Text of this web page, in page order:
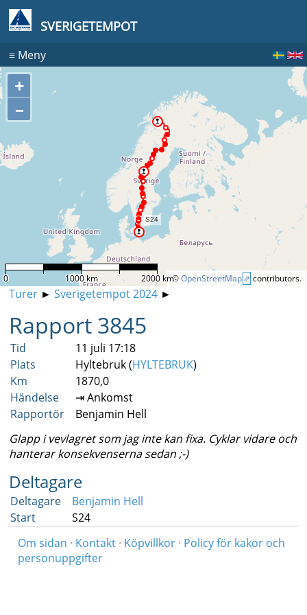
SVERIGETEMPOT
≡Meny
+
–
©OpenStreetMap contributors.
0 1000 km 2000 km
Turer► Sverigetempot 2024►
Rapport 3845
Tid
11 juli 17:18
Plats
Hyltebruk (HYLTEBRUK)
Km
1870,0
Händelse
⇥ Ankomst
Rapportör
Benjamin Hell
Glapp i vevlagret som jag inte kan fixa. Cyklar vidare och
hanterar konsekvenserna sedan ;-)
Deltagare
Deltagare
Benjamin Hell
Start
S24
Om sidan · Kontakt· Köpvillkor· Policy för kakor och
personuppgifter